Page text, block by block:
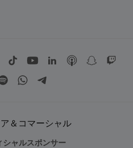
＆コマーシャル
シャルスポンサー